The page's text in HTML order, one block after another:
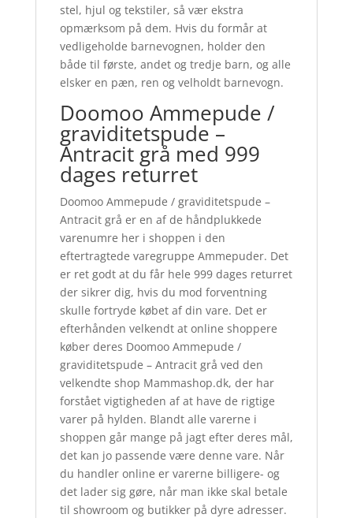
stel, hjul og tekstiler, så vær ekstra
opmærksom på dem. Hvis du formår at
vedligeholde barnevognen, holder den
både til første, andet og tredje barn, og alle
elsker en pæn, ren og velholdt barnevogn.
Doomoo Ammepude /
graviditetspude –
Antracit grå med 999
dages returret
Doomoo Ammepude / graviditetspude –
Antracit grå er en af de håndplukkede
varenumre her i shoppen i den
eftertragtede varegruppe Ammepuder. Det
er ret godt at du får hele 999 dages returret
der sikrer dig, hvis du mod forventning
skulle fortryde købet af din vare. Det er
efterhånden velkendt at online shoppere
køber deres Doomoo Ammepude /
graviditetspude – Antracit grå ved den
velkendte shop Mammashop.dk, der har
forstået vigtigheden af at have de rigtige
varer på hylden. Blandt alle varerne i
shoppen går mange på jagt efter deres mål,
det kan jo passende være denne vare. Når
du handler online er varerne billigere- og
det lader sig gøre, når man ikke skal betale
til showroom og butikker på dyre adresser.